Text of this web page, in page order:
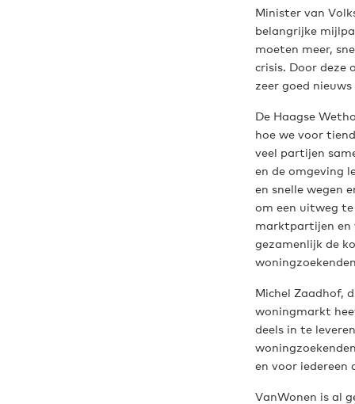
Minister van
belangrijke
moeten meer,
crisis. Door deze
zeer goed
De Haagse
hoe we voor
veel partijen
en de omgeving
en snelle wegen
om een uitweg
marktpartijen en
gezamenlijk de
Michel Zaadhof,
woningmarkt
deels in te
en voor iedereen
VanWonen is al